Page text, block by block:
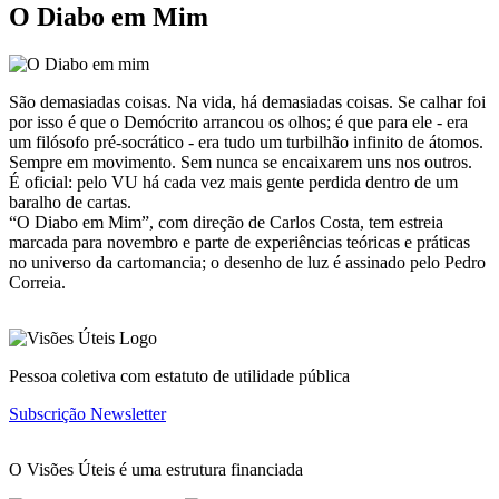
O Diabo em Mim
São demasiadas coisas. Na vida, há demasiadas coisas. Se calhar foi
por isso é que o Demócrito arrancou os olhos; é que para ele - era
um filósofo pré-socrático - era tudo um turbilhão infinito de átomos.
Sempre em movimento. Sem nunca se encaixarem uns nos outros.
É oficial: pelo VU há cada vez mais gente perdida dentro de um
baralho de cartas.
“O Diabo em Mim”, com direção de Carlos Costa, tem estreia
marcada para novembro e parte de experiências teóricas e práticas
no universo da cartomancia; o desenho de luz é assinado pelo Pedro
Correia.
Pessoa coletiva com estatuto de utilidade pública
Subscrição Newsletter
O Visões Úteis é uma estrutura financiada